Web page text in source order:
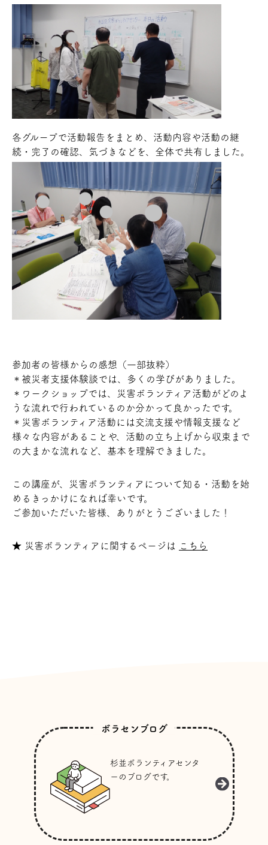
各グループで活動報告をまとめ、活動内容や活動の継
続・完了の確認、気づきなどを、全体で共有しました。
参加者の皆様からの感想（一部抜粋）
＊被災者支援体験談では、多くの学びがありました。
＊ワークショップでは、災害ボランティア活動がどのよ
うな流れで行われているのか分かって良かったです。
＊災害ボランティア活動には交流支援や情報支援など
様々な内容があることや、活動の立ち上げから収束まで
の大まかな流れなど、基本を理解できました。
この講座が、災害ボランティアについて知る・活動を始
めるきっかけになれば幸いです。
ご参加いただいた皆様、ありがとうございました！
★ 災害ボランティアに関するページは こちら
ボラセンブログ
杉並ボランティアセンタ
ーのブログです。